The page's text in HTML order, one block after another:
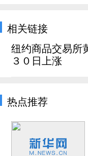
相关链接
纽约商品交易所
３０日上涨
热点推荐